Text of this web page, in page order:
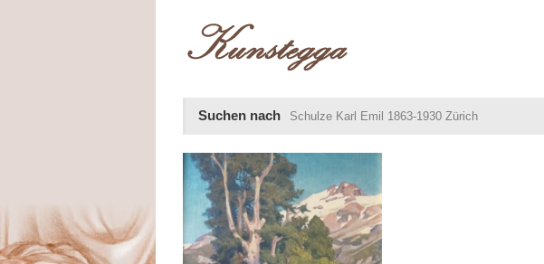
Suchen nach Schulze Karl Emil 1863-1930 Zürich